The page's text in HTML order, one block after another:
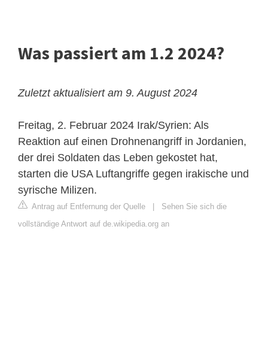
Was passiert am 1.2 2024?
Zuletzt aktualisiert am 9. August 2024
Freitag, 2. Februar 2024 Irak/Syrien: Als
Reaktion auf einen Drohnenangriff in Jordanien,
der drei Soldaten das Leben gekostet hat,
starten die USA Luftangriffe gegen irakische und
syrische Milizen.
Antrag auf Entfernung der Quelle
Sehen Sie sich die
vollständige Antwort auf de.wikipedia.org an